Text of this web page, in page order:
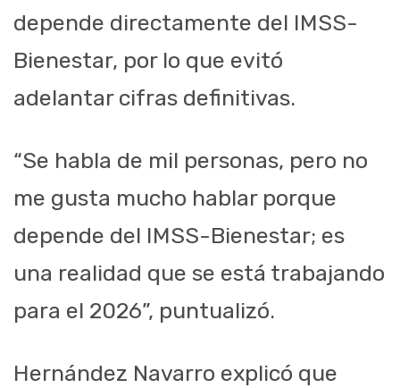
depende directamente del IMSS-
Bienestar, por lo que evitó
adelantar cifras definitivas.
“Se habla de mil personas, pero no
me gusta mucho hablar porque
depende del IMSS-Bienestar; es
una realidad que se está trabajando
para el 2026”, puntualizó.
Hernández Navarro explicó que